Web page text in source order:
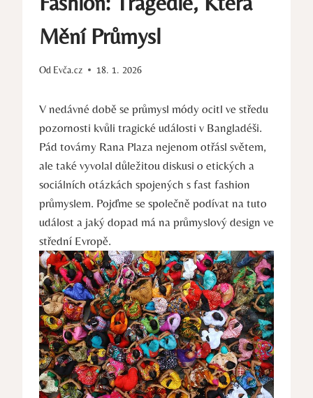
Mění Průmysl
Od Evča.cz 18. 1. 2026
V nedávné době se průmysl módy ocitl ve středu
pozornosti kvůli tragické události v Bangladéši.
Pád továrny Rana Plaza nejenom otřásl světem,
ale také vyvolal důležitou diskusi o etických a
sociálních otázkách spojených s fast fashion
průmyslem. Pojďme se společně podívat na tuto
událost a jaký dopad má na průmyslový design ve
střední Evropě.